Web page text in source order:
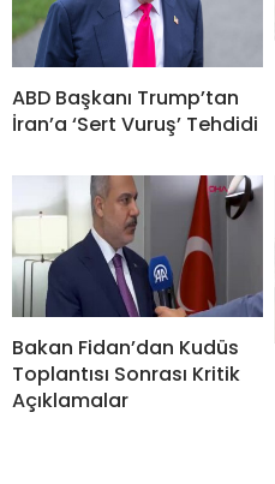
ABD Başkanı Trump’tan
İran’a ‘Sert Vuruş’ Tehdidi
Bakan Fidan’dan Kudüs
Toplantısı Sonrası Kritik
Açıklamalar